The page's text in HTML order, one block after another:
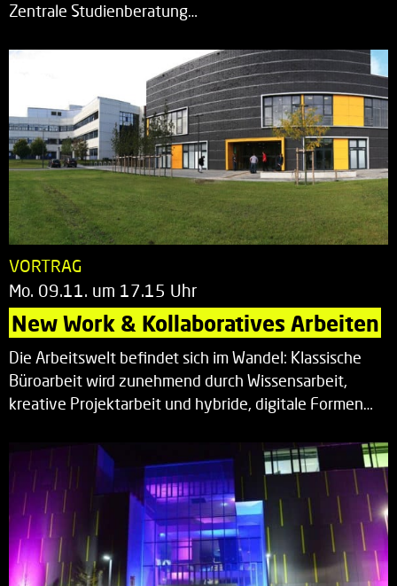
Zentrale Studienberatung…
VORTRAG
Mo. 09.11. um 17.15 Uhr
New Work & Kollaboratives Arbeiten
Die Arbeitswelt befindet sich im Wandel: Klassische
Büroarbeit wird zunehmend durch Wissensarbeit,
kreative Projektarbeit und hybride, digitale Formen…